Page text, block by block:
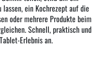
lassen, ein Kochrezept auf die
oder mehrere Produkte beim
Schnell, praktisch und
Erlebnis an.